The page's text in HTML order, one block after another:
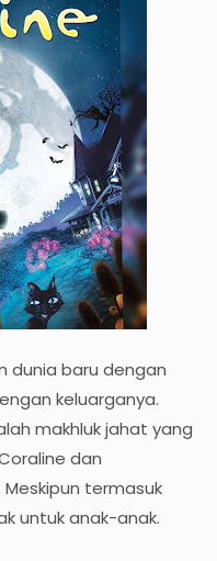
dunia baru dengan
keluarganya.
makhluk jahat yang
dan
termasuk
untuk anak-anak.